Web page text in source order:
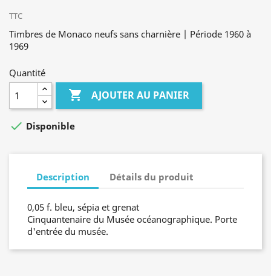
TTC
Timbres de Monaco neufs sans charnière | Période 1960 à
1969
Quantité
 AJOUTER AU PANIER
 Disponible
Description Détails du produit
0,05 f. bleu, sépia et grenat
Cinquantenaire du Musée océanographique. Porte
d'entrée du musée.